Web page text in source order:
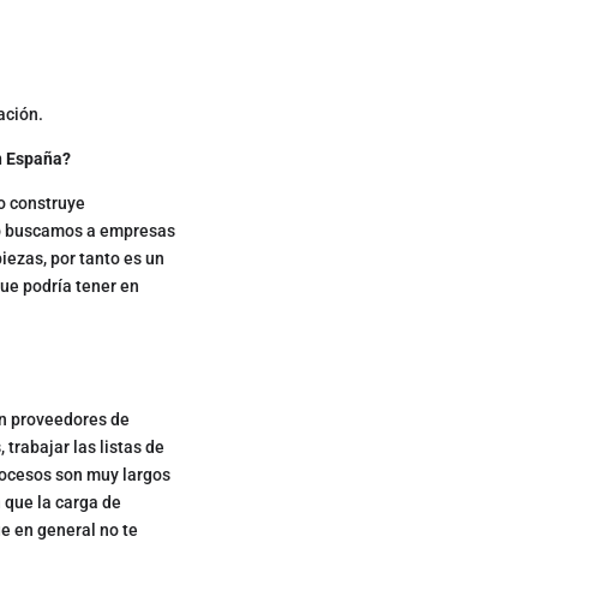
España?
construye
a empresas
por tanto es un
podría tener en
proveedores de
trabajar las listas de
son muy largos
la carga de
en general no te